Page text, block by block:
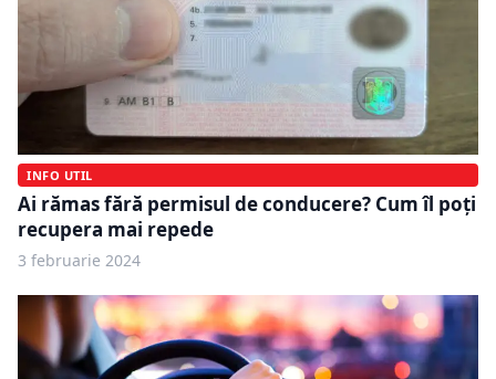
INFO UTIL
Ai rămas fără permisul de conducere? Cum îl poți
recupera mai repede
3 februarie 2024